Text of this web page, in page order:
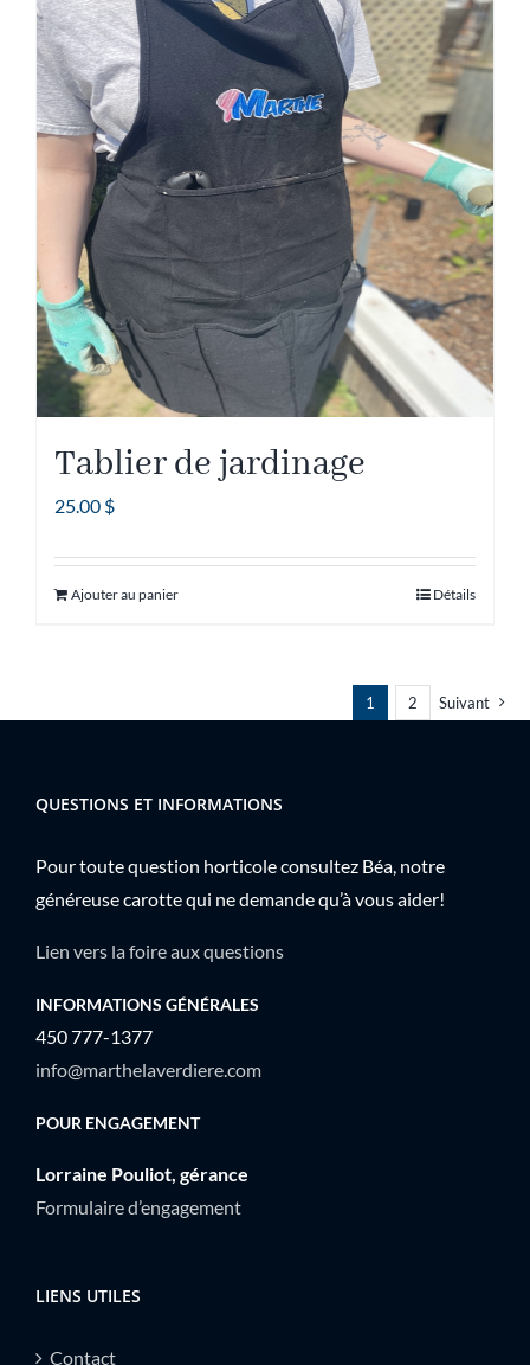
Tablier de jardinage
25.00 $
Ajouter au panier Détails
1 2 Suivant
QUESTIONS ET INFORMATIONS
Pour toute question horticole consultez Béa, notre
généreuse carotte qui ne demande qu’à vous aider!
Lien vers la foire aux questions
INFORMATIONS GÉNÉRALES
450 777-1377
info@marthelaverdiere.com
POUR ENGAGEMENT
Lorraine Pouliot, gérance
Formulaire d’engagement
LIENS UTILES
Contact